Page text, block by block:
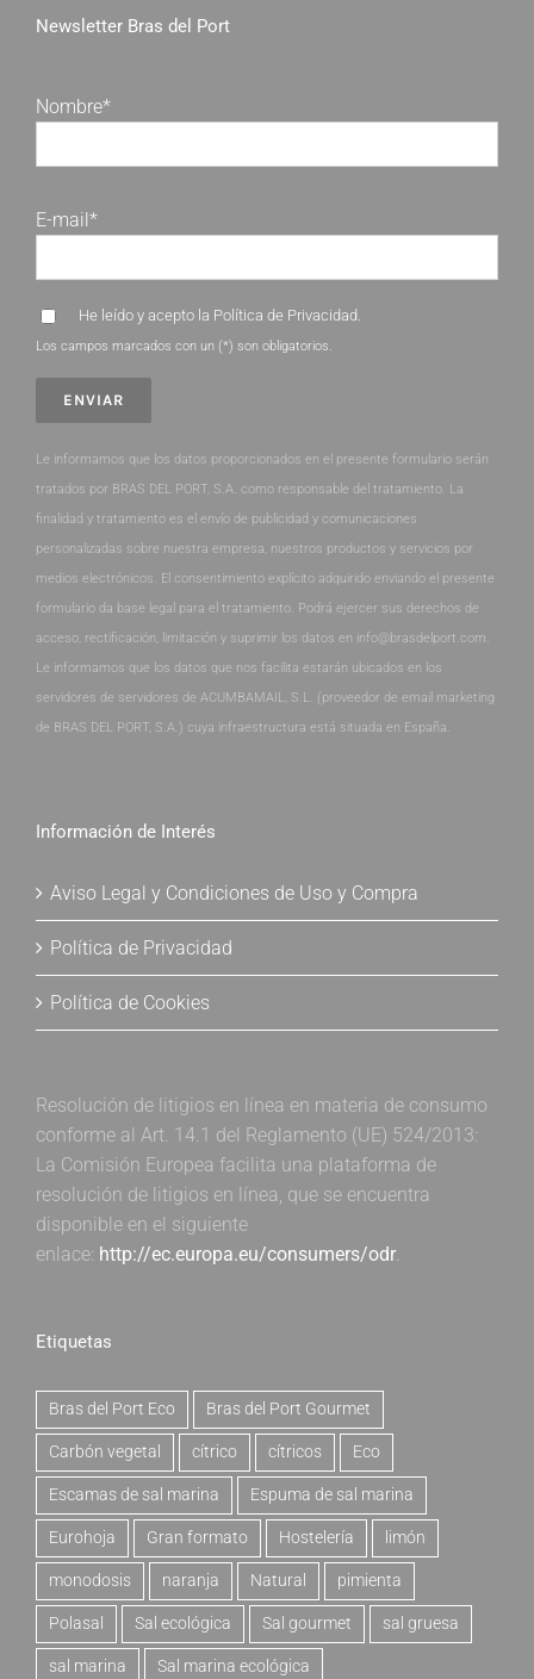
Newsletter Bras del Port
Nombre*
E-mail*
He leído y acepto la Política de Privacidad.
Los campos marcados con un (*) son obligatorios.
Le informamos que los datos proporcionados en el presente formulario serán
tratados por BRAS DEL PORT, S.A. como responsable del tratamiento. La
finalidad y tratamiento es el envío de publicidad y comunicaciones
personalizadas sobre nuestra empresa, nuestros productos y servicios por
medios electrónicos. El consentimiento explícito adquirido enviando el presente
formulario da base legal para el tratamiento. Podrá ejercer sus derechos de
acceso, rectificación, limitación y suprimir los datos en info@brasdelport.com.
Le informamos que los datos que nos facilita estarán ubicados en los
servidores de servidores de ACUMBAMAIL, S.L. (proveedor de email marketing
de BRAS DEL PORT, S.A.) cuya infraestructura está situada en España.
Información de Interés
Aviso Legal y Condiciones de Uso y Compra
Política de Privacidad
Política de Cookies
Resolución de litigios en línea en materia de consumo
conforme al Art. 14.1 del Reglamento (UE) 524/2013:
La Comisión Europea facilita una plataforma de
resolución de litigios en línea, que se encuentra
disponible en el siguiente
enlace: http://ec.europa.eu/consumers/odr.
Etiquetas
Bras del Port Eco Bras del Port Gourmet
Carbón vegetal cítrico cítricos Eco
Escamas de sal marina Espuma de sal marina
Eurohoja Gran formato Hostelería limón
monodosis naranja Natural pimienta
Polasal Sal ecológica Sal gourmet sal gruesa
sal marina Sal marina ecológica